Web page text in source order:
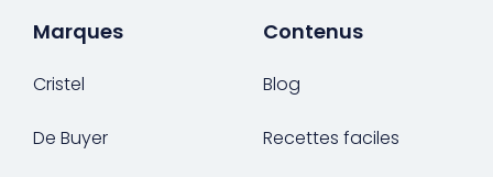
Marques
Cristel
De Buyer
Contenus
Blog
Recettes faciles